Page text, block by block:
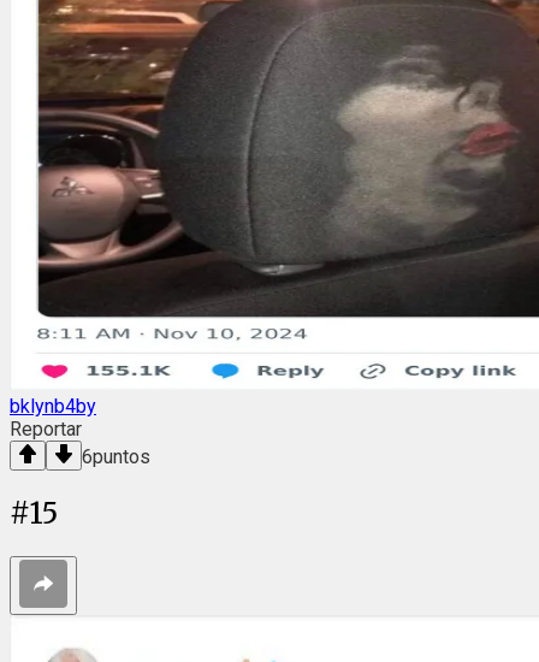
bklynb4by
Reportar
6puntos
#15